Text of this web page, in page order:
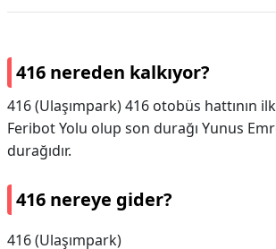
416 nereden kalkıyor?
416 (Ulaşımpark) 416 otobüs hattının
Feribot Yolu olup son durağı Yunus
durağıdır.
416 nereye gider?
416 (Ulaşımpark)